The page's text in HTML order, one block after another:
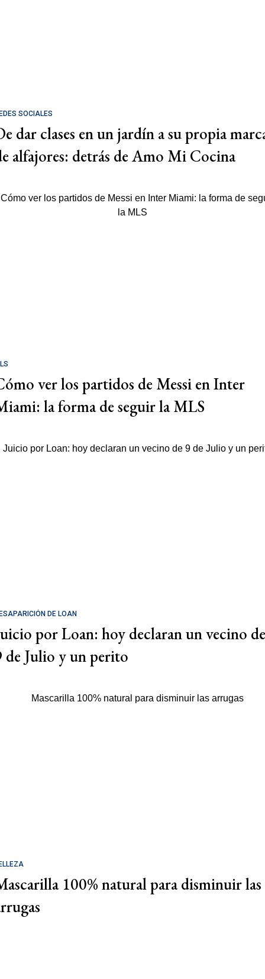
SOCIALES
dar clases en un jardín a su propia
alfajores: detrás de Amo Mi Cocina
ver los partidos de Messi en Inter
la forma de seguir la MLS
DE LOAN
por Loan: hoy declaran un vecino de
de Julio y un perito
100% natural para disminuir las